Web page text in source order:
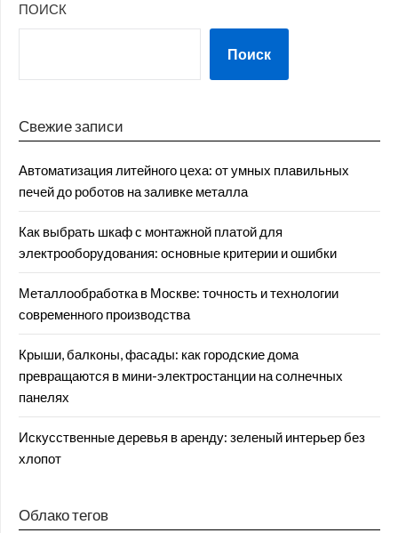
ПОИСК
Поиск
Свежие записи
Автоматизация литейного цеха: от умных плавильных
печей до роботов на заливке металла
Как выбрать шкаф с монтажной платой для
электрооборудования: основные критерии и ошибки
Металлообработка в Москве: точность и технологии
современного производства
Крыши, балконы, фасады: как городские дома
превращаются в мини-электростанции на солнечных
панелях
Искусственные деревья в аренду: зеленый интерьер без
хлопот
Облако тегов